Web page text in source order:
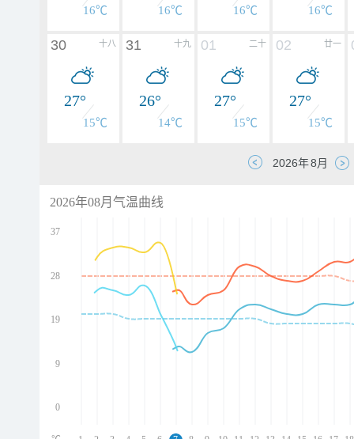
16℃ 16℃ 16℃ 16℃
十八
30
27°
15℃
十九
31
26°
14℃
二十
01
27°
15℃
廿一
02
27°
15℃
2026年08月气温曲线
37
28
19
9
0